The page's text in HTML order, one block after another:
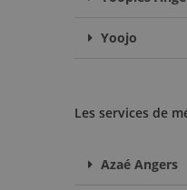
Yoojo
Les services de
Azaé Angers